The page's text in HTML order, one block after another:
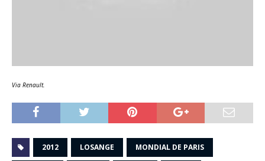
Via Renault.
2012 LOSANGE MONDIAL DE PARIS